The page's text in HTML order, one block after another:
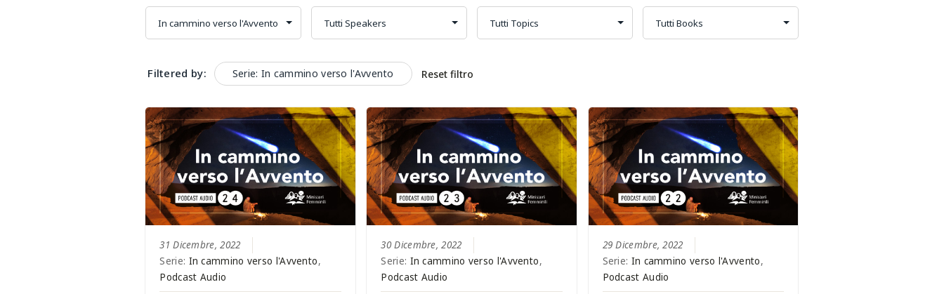
Filtered by: Serie: In cammino verso l'Avvento Reset filtro
31 Dicembre, 2022
Serie: In cammino verso l'Avvento,
Podcast Audio
30 Dicembre, 2022
Serie: In cammino verso l'Avvento,
Podcast Audio
29 Dicembre, 2022
Serie: In cammino verso l'Avvento,
Podcast Audio